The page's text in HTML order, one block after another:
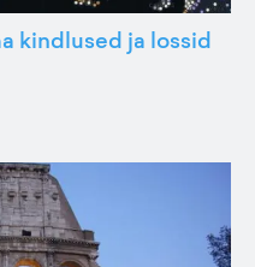
kindlused ja lossid